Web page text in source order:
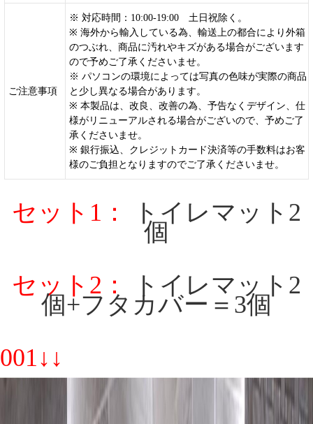
ご注意事項
※ 対応時間：10:00-19:00 土日祝除く。
※ 海外から輸入している為、輸送上の都合により外箱
のつぶれ、商品に汚れやキズがある場合がございます
ので予めご了承くださいませ。
※ パソコンの環境によっては写真の色味が実際の商品
と少し異なる場合があります。
※ 本製品は、改良、改善の為、予告なくデザイン、仕
様がリニューアルされる場合がございので、予めご了
承くださいませ。
※ 銀行振込、クレジットカード決済等の手数料はお客
様のご負担となりますのでご了承くださいませ。
セット1： トイレマット2
個
セット2：
トイレマット2
個+フタカバー＝3個
001↓↓